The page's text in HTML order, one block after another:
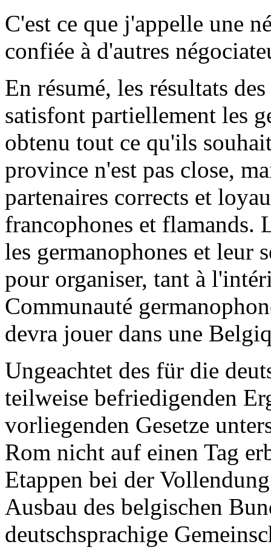
C'est ce que j'appelle une
confiée à d'autres
En résumé, les résultats
satisfont partiellement les
obtenu tout ce qu'ils
province n'est pas close,
partenaires corrects et
francophones et flamands.
les germanophones et leur
pour organiser, tant à
Communauté
devra jouer dans une
Ungeachtet des für die
teilweise befriedigenden
vorliegenden Gesetze
Rom nicht auf einen Tag
Etappen bei der
Ausbau des belgischen
deutschsprachige